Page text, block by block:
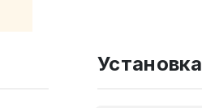
Установка